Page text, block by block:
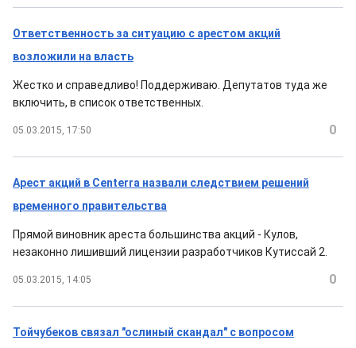
Ответственность за ситуацию с арестом акций
возложили на власть
Жестко и справедливо! Поддерживаю. Депутатов туда же
включить, в список ответственных.
05.03.2015, 17:50 0
Арест акций в Centerra назвали следствием решений
временного правительства
Прямой виновник ареста большинства акций - Кулов,
незаконно лишивший лицензии разработчиков Кутиссай 2.
05.03.2015, 14:05 0
Тойчубеков связал "ослиный скандал" с вопросом